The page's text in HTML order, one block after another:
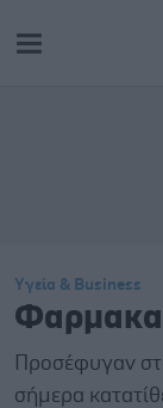
Υγεία & Business
Προσέφυγαν
σήμερα